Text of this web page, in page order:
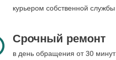
курьером собственной службы
Срочный ремонт
в день обращения от 30 минут